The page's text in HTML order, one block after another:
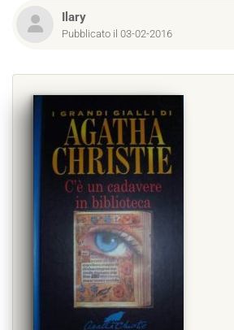
Ilary
Pubblicato il 03-02-2016